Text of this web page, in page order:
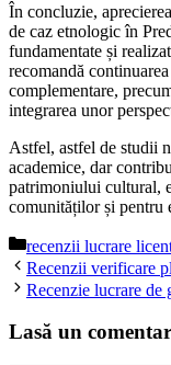
În concluzie,
de caz etnologic în
fundamentate și
recomandă
complementare,
integrarea unor
Astfel, astfel de studii
academice, dar
patrimoniului cultural,
comunităților și pentru
Categorii
recenzii lucrare
Recenzii verificare
Recenzie lucrare de
Lasă un